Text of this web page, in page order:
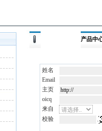
产品中
姓名
Email
主页
oicq
来自
校验